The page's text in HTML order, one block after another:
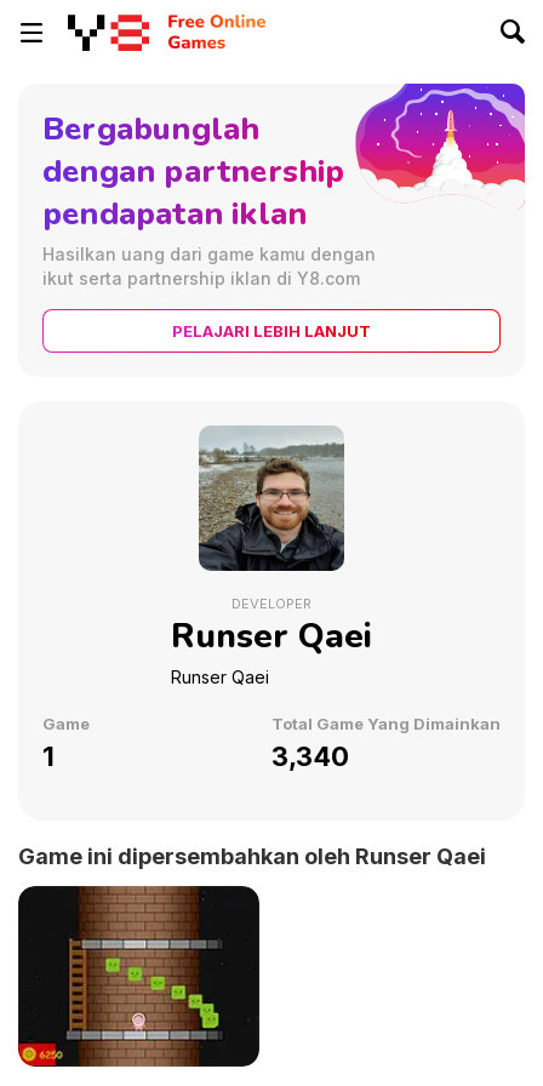
DEVELOPER
Runser Qaei
Runser Qaei
Game
1
Total Game Yang Dimainkan
3,340
Bergabunglah
dengan partnership
pendapatan iklan
Hasilkan uang dari game kamu dengan
ikut serta partnership iklan di Y8.com
PELAJARI LEBIH LANJUT
Game ini dipersembahkan oleh Runser Qaei